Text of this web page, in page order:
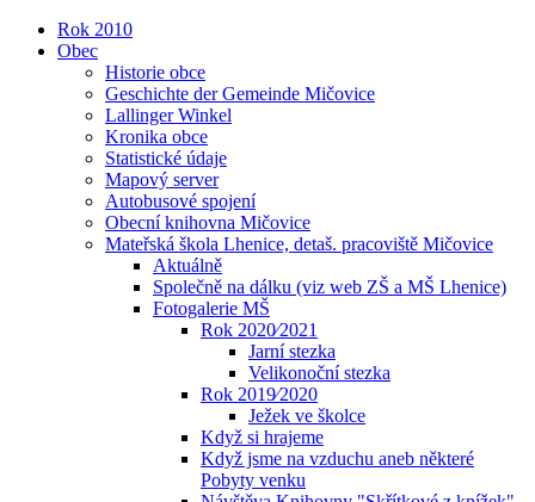
Rok 2010
Obec
Historie obce
Geschichte der Gemeinde Mičovice
Lallinger Winkel
Kronika obce
Statistické údaje
Mapový server
Autobusové spojení
Obecní knihovna Mičovice
Mateřská škola Lhenice, detaš. pracoviště Mičovice
Aktuálně
Společně na dálku (viz web ZŠ a MŠ Lhenice)
Fotogalerie MŠ
Rok 2020⁄2021
Jarní stezka
Velikonoční stezka
Rok 2019⁄2020
Ježek ve školce
Když si hrajeme
Když jsme na vzduchu aneb některé
Pobyty venku